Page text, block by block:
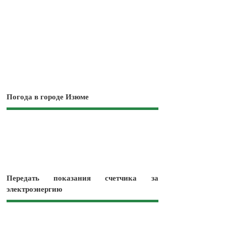
Погода в городе Изюме
Передать показания счетчика за
электроэнергию